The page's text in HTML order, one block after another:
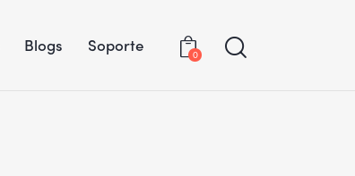
Blogs Soporte 0